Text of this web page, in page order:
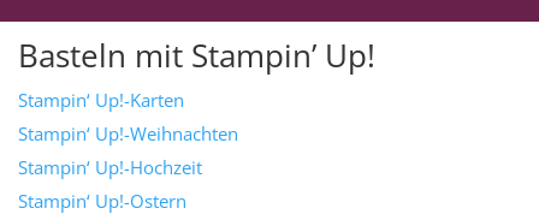
Basteln mit Stampin’ Up!
Stampin‘ Up!-Karten
Stampin‘ Up!-Weihnachten
Stampin‘ Up!-Hochzeit
Stampin‘ Up!-Ostern